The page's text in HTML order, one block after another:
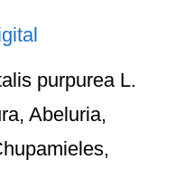
purpurea L.
Abeluria,